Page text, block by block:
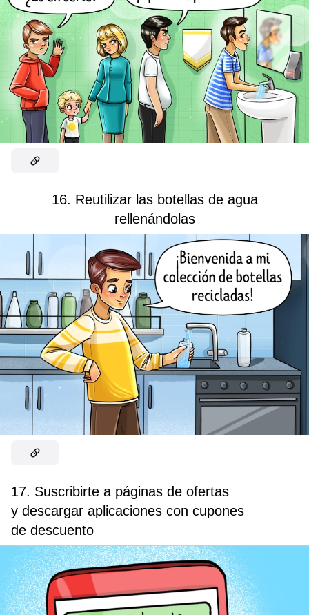
16. Reutilizar las botellas de agua
rellenándolas
17. Suscribirte a páginas de ofertas
y descargar aplicaciones con cupones
de descuento